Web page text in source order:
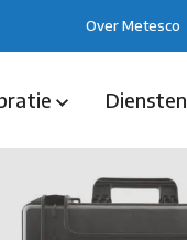
Over Metesco
Diensten